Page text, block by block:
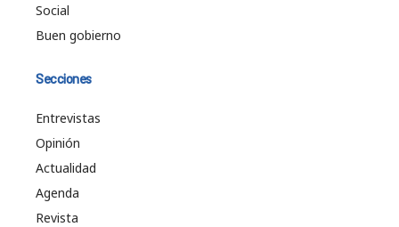
Social
Buen gobierno
Secciones
Entrevistas
Opinión
Actualidad
Agenda
Revista